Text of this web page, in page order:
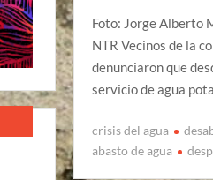
Foto: Jorge Alberto
NTR Vecinos de la
denunciaron que
servicio de agua
crisis del agua
abasto de agua